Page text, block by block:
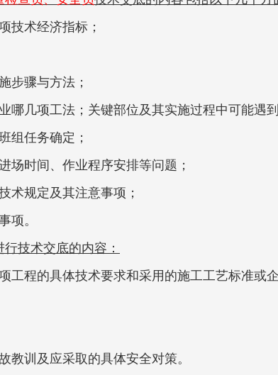
技术经济指标；
步骤与方法；
几项工法；关键部位及其实施过程中可能遇
组任务确定；
时间、作业程序安排等问题；
术规定及其注意事项；
项。
行技术交底的内容：
程的具体技术要求和采用的施工工艺标准或企
训及应采取的具体安全对策。